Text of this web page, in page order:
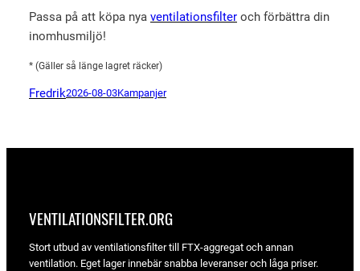
Passa på att köpa nya ventilationsfilter och förbättra din
inomhusmiljö!
* (Gäller så länge lagret räcker)
Fredrik2026-08-03Kampanjer
VENTILATIONSFILTER­.ORG
Stort utbud av ventilationsfilter till FTX-aggregat och annan
ventilation. Eget lager innebär snabba leveranser och låga priser.